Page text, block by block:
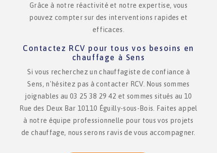
Grâce à notre réactivité et notre expertise, vous
pouvez compter sur des interventions rapides et
efficaces.
Contactez RCV pour tous vos besoins en
chauffage à Sens
Si vous recherchez un chauffagiste de confiance à
Sens, n'hésitez pas à contacter RCV. Nous sommes
joignables au 03 25 38 29 42 et sommes situés au 10
Rue des Deux Bar 10110 Éguilly-sous-Bois. Faites appel
à notre équipe professionnelle pour tous vos projets
de chauffage, nous serons ravis de vous accompagner.